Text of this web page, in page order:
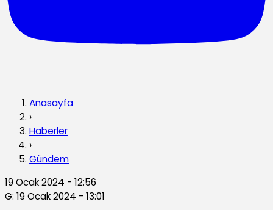
Anasayfa
›
Haberler
›
Gündem
19 Ocak 2024 - 12:56
G: 19 Ocak 2024 - 13:01